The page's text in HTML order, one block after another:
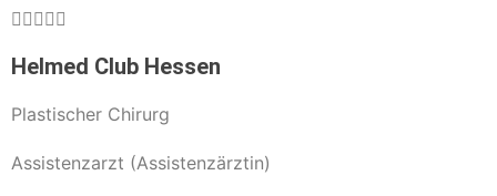

Helmed Club Hessen
Plastischer Chirurg
Assistenzarzt (Assistenzärztin)